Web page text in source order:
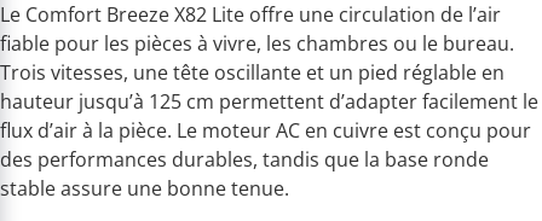
Le Comfort Breeze X82 Lite offre une circulation de l’air
fiable pour les pièces à vivre, les chambres ou le bureau.
Trois vitesses, une tête oscillante et un pied réglable en
hauteur jusqu’à 125 cm permettent d’adapter facilement le
flux d’air à la pièce. Le moteur AC en cuivre est conçu pour
des performances durables, tandis que la base ronde
stable assure une bonne tenue.